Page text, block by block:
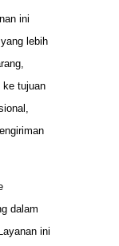
ini
lebih
ke tujuan
dalam
ini